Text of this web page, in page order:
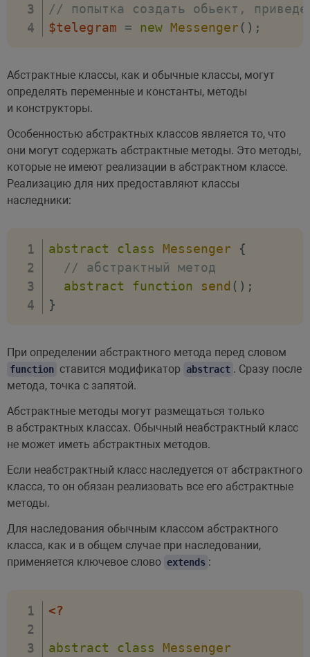
// попытка создать обьект,
$telegram
= new Messenger ( ) ;
Абстрактные классы, как и обычные классы, могут
определять переменные и константы, методы
и конструкторы.
Особенностью абстрактных классов является то, что
они могут содержать абстрактные методы. Это методы,
которые не имеют реализации в абстрактном классе.
Реализацию для них предоставляют классы
наследники:
abstract class Messenger
{
// абстрактный метод
abstract
function send ( ) ;
}
При определении абстрактного метода перед словом
function ставится модификатор abstract . Сразу после
метода, точка с запятой.
Абстрактные методы могут размещаться только
в абстрактных классах. Обычный неабстрактный класс
не может иметь абстрактных методов.
Если неабстрактный класс наследуется от абстрактного
класса, то он обязан реализовать все его абстрактные
методы.
Для наследования обычным классом абстрактного
класса, как и в общем случае при наследовании,
применяется ключевое слово extends :
<?
abstract class
Messenger